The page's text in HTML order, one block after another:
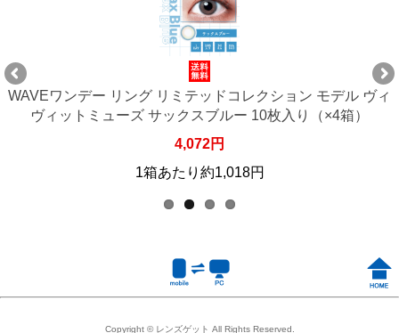
WAVEワンデー リング リミテッドコレクション モデル ヴィ
ヴィットミューズ サックスブルー 10枚入り（×4箱）
4,072円
1箱あたり約1,018円
Copyright © レンズゲット All Rights Reserved.